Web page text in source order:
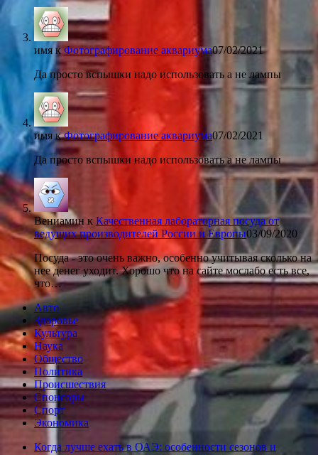
имя кФотографирование аквариума07/02/2021
Да просто вспышки надо использовать а не лампы
имякФотографирование аквариума07/02/2021
Да просто вспышки надо использовать а не лампы
Вениамин к Качественная лабораторная посуда от
ведущих производителей России и Европы03/09/2020
Посуда - это очень важно, особенно учитывая сколько на
нее денег уходит. Хорошо что на сайте мослабо есть все,
что…
Авто
Здоровье
Культура
Наука
Общество
Политика
Происшествия
Спонсоры
Спорт
Экономика
Когда лучше ехать в ОАЭ: особенности сезонов и